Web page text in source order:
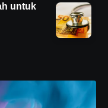
untuk